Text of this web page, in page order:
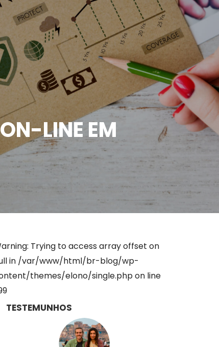
LINE EM
Trying to access array offset on
in /var/www/html/br-blog/wp-
themes/elono/single.php on line
TESTEMUNHOS